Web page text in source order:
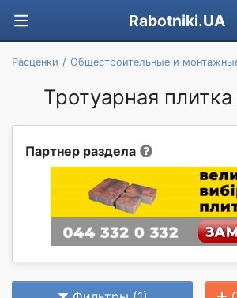
Rabotniki.UA
Расценки Общестроительные и
Тротуарная плитка
Партнер раздела